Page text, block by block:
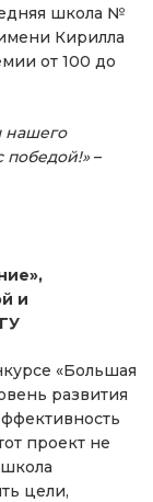
школа №
Кирилла
от 100 до
нашего
победой!»–
и
«Большая
развития
проект не
цели,